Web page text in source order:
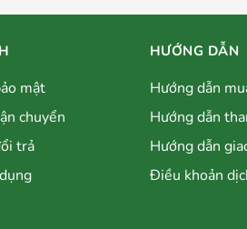
mật
chuyển
trả
HƯỚNG DẪN
Hướng dẫn
Hướng dẫn
Hướng dẫn
Điều khoản